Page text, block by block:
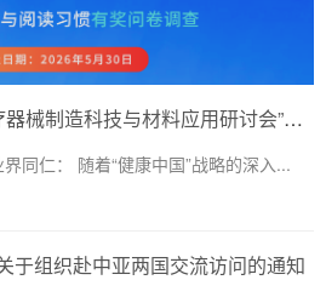
关于举办“2026康复医疗器械制造科技与材料应用研讨会”的通知
同仁： 随着“健康中国”战略的深入...
于组织赴中亚两国交流访问的通知